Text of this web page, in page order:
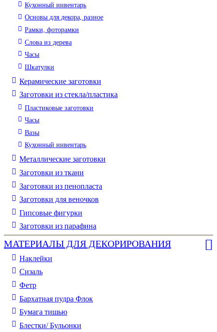
Кухонный инвентарь
Основы для декора, разное
Рамки, фоторамки
Слова из дерева
Часы
Шкатулки
Керамические заготовки
Заготовки из стекла/пластика
Пластиковые заготовки
Часы
Вазы
Кухонный инвентарь
Металлические заготовки
Заготовки из ткани
Заготовки из пенопласта
Заготовки для веночков
Гипсовые фигурки
Заготовки из парафина
МАТЕРИАЛЫ ДЛЯ ДЕКОРИРОВАНИЯ
Наклейки
Сизаль
Фетр
Бархатная пудра Флок
Бумага тишью
Блестки/ Бульонки